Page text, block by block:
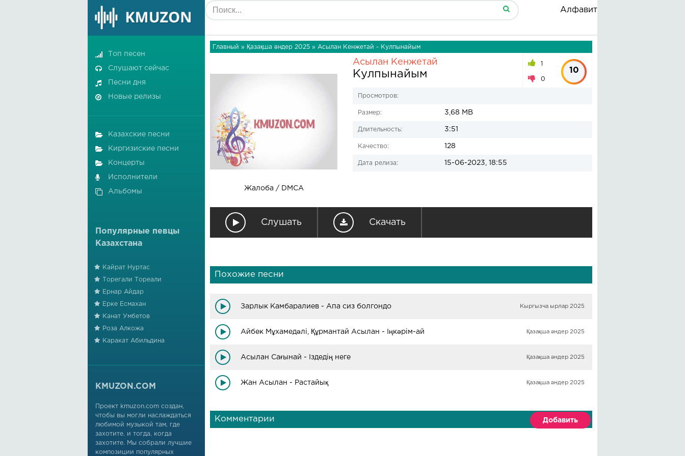
Алфавит
Главный » Қазақша әндер 2025 » Асылан Кенжетай - Кулпынайым
Жалоба / DMCA
Асылан Кенжетай
Кулпынайым
1
0
10
Просмотров:
Размер: 3,68 MB
Длительность: 3:51
Качество: 128
Дата релиза: 15-06-2023, 18:55
Слушать Скачать
Похожие песни
Зарлык Камбаралиев - Апа сиз болгондо Кыргызча ырлар 2025
Айбек Мұхамедәлі, Құрмантай Асылан - Іңкәрім-ай Қазақша әндер 2025
Асылан Сағынай - Іздедің неге Қазақша әндер 2025
Жан Асылан - Растайық Қазақша әндер 2025
Комментарии Добавить
Топ песен
Слушают сейчас
Песни дня
Новые релизы
Казахские песни
Киргизиские песни
Концерты
Исполнители
Альбомы
Популярные певцы
Казахстана
Кайрат Нуртас
Торегали Тореали
Ернар Айдар
Ерке Есмахан
Канат Умбетов
Роза Алкожа
Каракат Абильдина
KMUZON.COM
Проект kmuzon.com создан,
чтобы вы могли наслаждаться
любимой музыкой там, где
захотите, и тогда, когда
захотите. Мы собрали лучшие
композиции популярных